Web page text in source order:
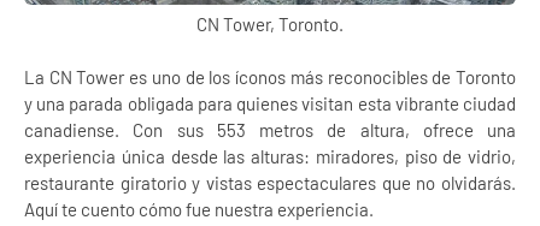
CN Tower, Toronto.
La CN Tower es uno de los íconos más reconocibles de Toronto
y una parada obligada para quienes visitan esta vibrante ciudad
canadiense. Con sus 553 metros de altura, ofrece una
experiencia única desde las alturas: miradores, piso de vidrio,
restaurante giratorio y vistas espectaculares que no olvidarás.
Aquí te cuento cómo fue nuestra experiencia.